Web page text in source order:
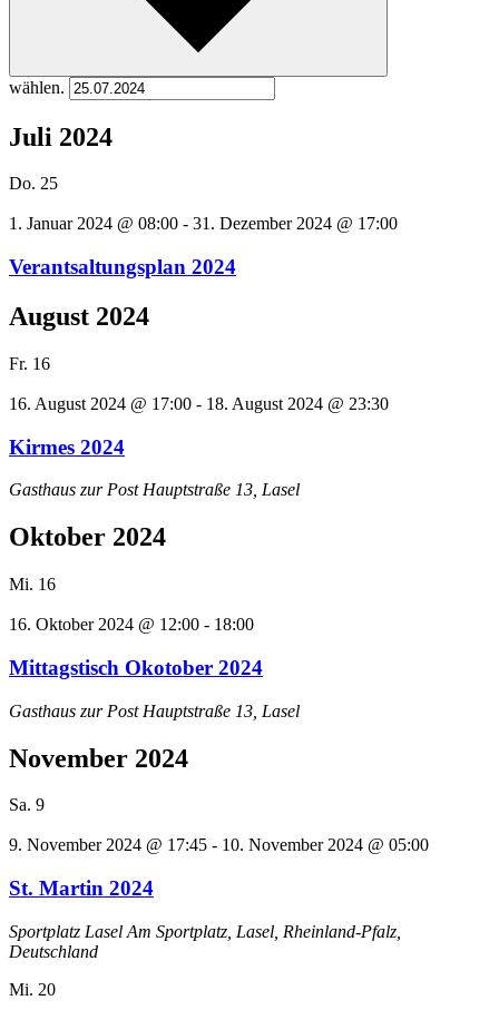
wählen.
Juli 2024
Do. 25
1. Januar 2024 @ 08:00 - 31. Dezember 2024 @ 17:00
Verantsaltungsplan 2024
August 2024
Fr. 16
16. August 2024 @ 17:00 - 18. August 2024 @ 23:30
Kirmes 2024
Gasthaus zur Post Hauptstraße 13, Lasel
Oktober 2024
Mi. 16
16. Oktober 2024 @ 12:00 - 18:00
Mittagstisch Okotober 2024
Gasthaus zur Post Hauptstraße 13, Lasel
November 2024
Sa. 9
9. November 2024 @ 17:45 - 10. November 2024 @ 05:00
St. Martin 2024
Sportplatz Lasel Am Sportplatz, Lasel, Rheinland-Pfalz,
Deutschland
Mi. 20